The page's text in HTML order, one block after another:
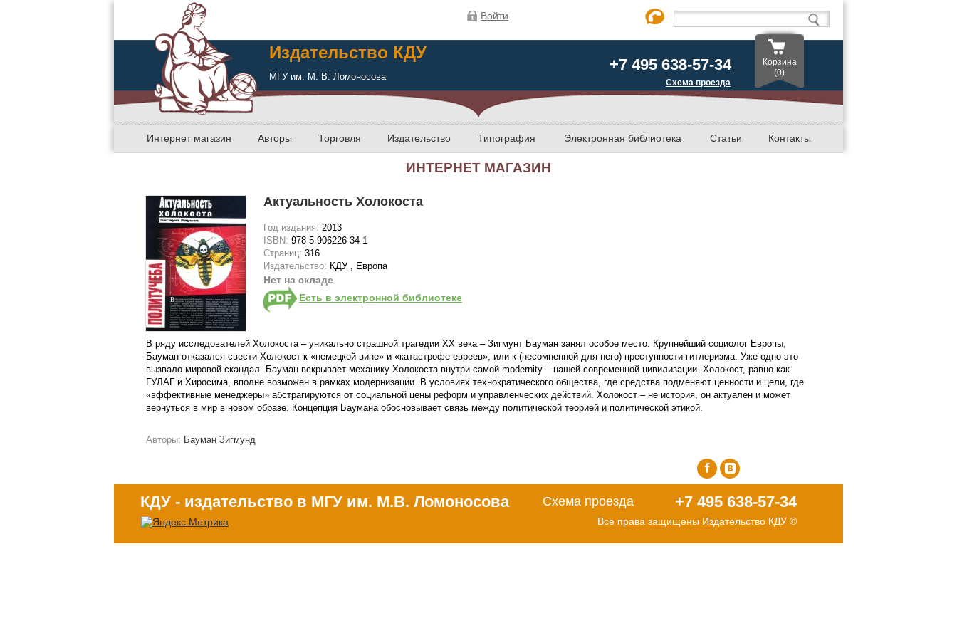
Издательство КДУ
МГУ им. М. В. Ломоносова
Войти
+7 495 638-57-34
Схема проезда
Корзина
(0)
Интернет магазин Авторы Торговля Издательство Типография Электронная библиотека Статьи Контакты
ИНТЕРНЕТ МАГАЗИН
Актуальность Холокоста
Год издания: 2013
ISBN: 978-5-906226-34-1
Страниц: 316
Издательство: КДУ , Европа
Нет на складе
Есть в электронной библиотеке
В ряду исследователей Холокоста – уникально страшной трагедии XX века – Зигмунт Бауман занял особое место. Крупнейший социолог Европы,
Бауман отказался свести Холокост к «немецкой вине» и «катастрофе евреев», или к (несомненной для него) преступности гитлеризма. Уже одно это
вызвало мировой скандал. Бауман вскрывает механику Холокоста внутри самой modernity – нашей современной цивилизации. Холокост, равно как
ГУЛАГ и Хиросима, вполне возможен в рамках модернизации. В условиях технократического общества, где средства подменяют ценности и цели, где
«эффективные менеджеры» абстрагируются от социальной цены реформ и управленческих действий. Холокост – не история, он актуален и может
вернуться в мир в новом образе. Концепция Баумана обосновывает связь между политической теорией и политической этикой.
Авторы: Бауман Зигмунд
facebook
vk
Все права защищены Издательство КДУ ©
Схема проезда
КДУ - издательство в МГУ им. М.В. Ломоносова +7 495 638-57-34